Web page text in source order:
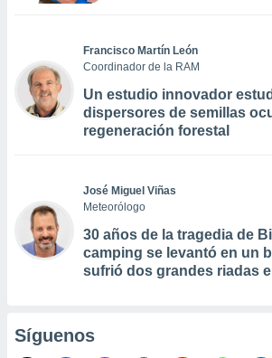
Francisco Martín León
Coordinador de la RAM
Un estudio innovador
dispersores de semillas
regeneración forestal
José Miguel Viñas
Meteorólogo
30 años de la tragedia de
camping se levantó en un
sufrió dos grandes riadas
Síguenos